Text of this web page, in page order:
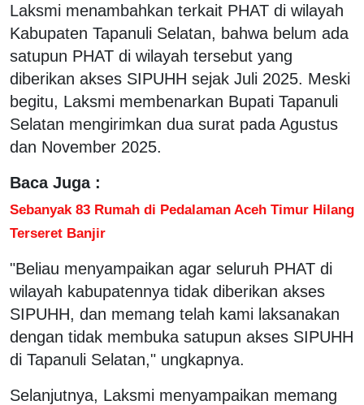
Laksmi menambahkan terkait PHAT di wilayah
Kabupaten Tapanuli Selatan, bahwa belum ada
satupun PHAT di wilayah tersebut yang
diberikan akses SIPUHH sejak Juli 2025. Meski
begitu, Laksmi membenarkan Bupati Tapanuli
Selatan mengirimkan dua surat pada Agustus
dan November 2025.
Baca Juga :
Sebanyak 83 Rumah di Pedalaman Aceh Timur Hilang
Terseret Banjir
"Beliau menyampaikan agar seluruh PHAT di
wilayah kabupatennya tidak diberikan akses
SIPUHH, dan memang telah kami laksanakan
dengan tidak membuka satupun akses SIPUHH
di Tapanuli Selatan," ungkapnya.
Selanjutnya, Laksmi menyampaikan memang